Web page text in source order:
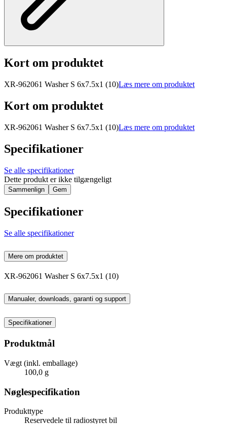
Kort om produktet
XR-962061 Washer S 6x7.5x1 (10)Læs mere om produktet
Kort om produktet
XR-962061 Washer S 6x7.5x1 (10)Læs mere om produktet
Specifikationer
Se alle specifikationer
Dette produkt er ikke tilgængeligt
Sammenlign Gem
Specifikationer
Se alle specifikationer
Mere om produktet
XR-962061 Washer S 6x7.5x1 (10)
Manualer, downloads, garanti og support
Specifikationer
Produktmål
Vægt (inkl. emballage)
100,0 g
Nøglespecifikation
Produkttype
Reservedele til radiostyret bil